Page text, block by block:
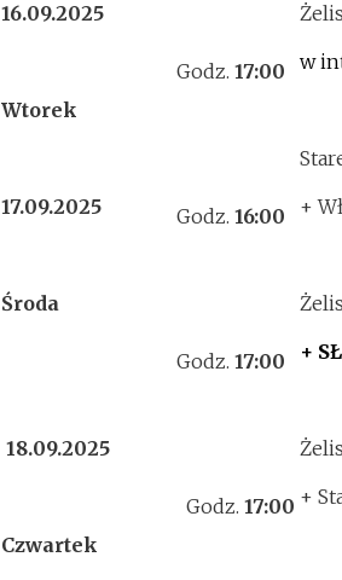
16.09.2025
Wtorek
Godz.17:00
w
17.09.2025
Środa
Godz.16:00
+
Godz.17:00
+
18.09.2025
Czwartek
Godz.17:00 +